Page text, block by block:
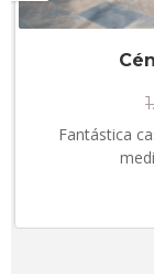
Fantástica